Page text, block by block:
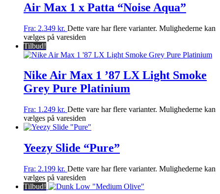
Air Max 1 x Patta “Noise Aqua”
Fra: 2.349 kr. Dette vare har flere varianter. Mulighederne kan
vælges på varesiden
Tilbud!
Nike Air Max 1 ’87 LX Light Smoke
Grey Pure Platinium
Fra: 1.249 kr. Dette vare har flere varianter. Mulighederne kan
vælges på varesiden
Yeezy Slide “Pure”
Fra: 2.199 kr. Dette vare har flere varianter. Mulighederne kan
vælges på varesiden
Tilbud!